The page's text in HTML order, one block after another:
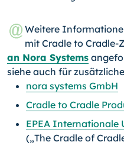
Weitere
mit Cradle to
an Nora Systems
siehe auch für
nora systems GmbH
Cradle to Cradle
EPEA Internationale
(„The Cradle of